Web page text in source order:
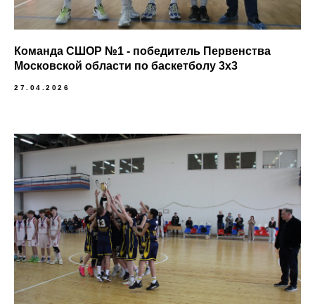
Команда СШОР №1 - победитель Первенства
Московской области по баскетболу 3х3
27.04.2026